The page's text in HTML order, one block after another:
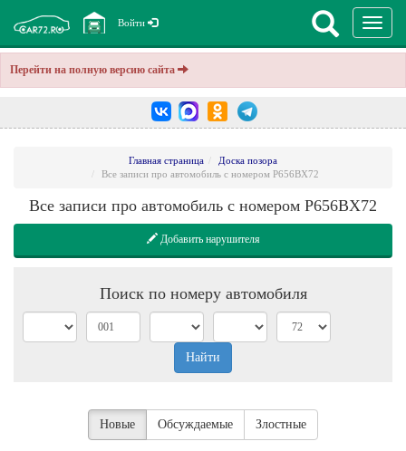
Перейти на полную версию сайта
Войти
Главная страница
Доска позора
Все записи про автомобиль с номером P656BX72
Все записи про автомобиль с номером P656BX72
Добавить нарушителя
Поиск по номеру автомобиля
Найти
Новые Обсуждаемые Злостные